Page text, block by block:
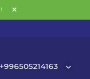
+996505214163